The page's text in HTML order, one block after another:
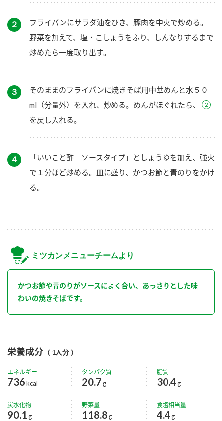
２
フライパンにサラダ油をひき、豚肉を中火で炒める。
野菜を加えて、塩・こしょうをふり、しんなりするまで
炒めたら一度取り出す。
３
そのままのフライパンに焼きそば用中華めんと水５０
ml（分量外）を入れ、炒める。めんがほぐれたら、
を戻し入れる。
４
「いいこと酢 ソースタイプ」としょうゆを加え、強火
で１分ほど炒める。皿に盛り、かつお節と青のりをかけ
る。
ミツカンメニューチームより
かつお節や青のりがソースによく合い、あっさりとした味
わいの焼きそばです。
栄養成分 （ 1人分 ）
エネルギー
736kcal
タンパク質
20.7 g
脂質
30.4 g
炭水化物
90.1 g
野菜量
118.8 g
食塩相当量
4.4 g